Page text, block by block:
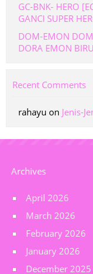
GC-BNK- HERO
GANCI SUPER
DOM-EMON
DORA EMON BIRU
Recent Comments
rahayu on Jenis-
Archives
April 2026
March 2026
February 2026
January 2026
December 2025